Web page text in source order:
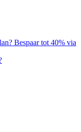
Bespaar tot 40% via